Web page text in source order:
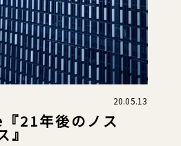
20.05.13
21年後のノス
』